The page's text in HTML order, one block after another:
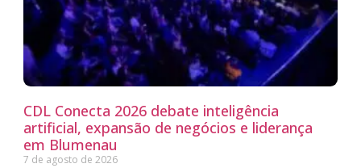
CDL Conecta 2026 debate inteligência
artificial, expansão de negócios e liderança
em Blumenau
7 de agosto de 2026